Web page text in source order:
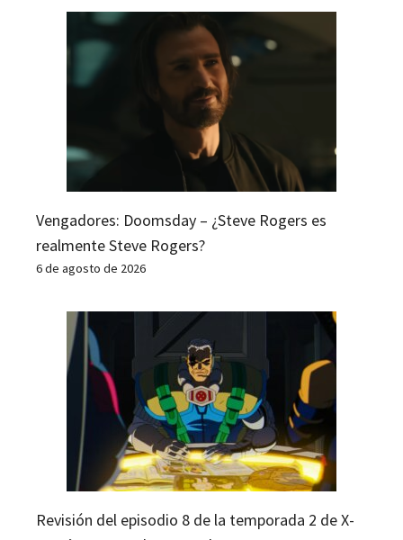
Vengadores: Doomsday – ¿Steve Rogers es
realmente Steve Rogers?
6 de agosto de 2026
Revisión del episodio 8 de la temporada 2 de X-